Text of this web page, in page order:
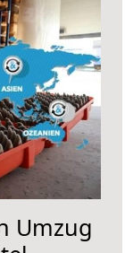
Umzug